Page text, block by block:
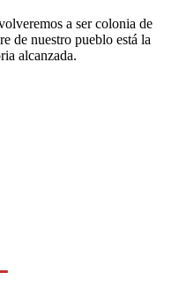
a ser colonia de
de nuestro pueblo está la
alcanzada.